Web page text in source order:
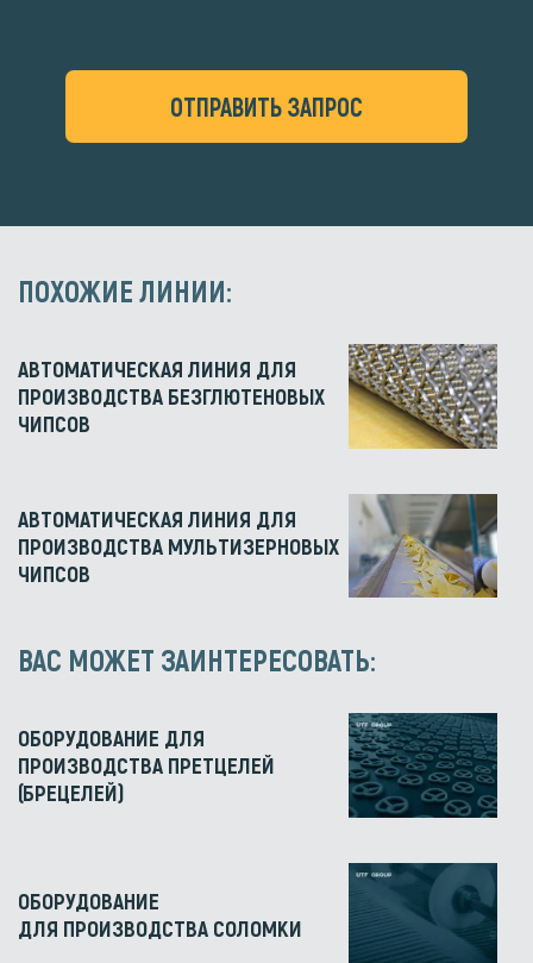
ОТПРАВИТЬ ЗАПРОС
ПОХОЖИЕ ЛИНИИ:
АВТОМАТИЧЕСКАЯ ЛИНИЯ ДЛЯ
ПРОИЗВОДСТВА БЕЗГЛЮТЕНОВЫХ
ЧИПСОВ
АВТОМАТИЧЕСКАЯ ЛИНИЯ ДЛЯ
ПРОИЗВОДСТВА МУЛЬТИЗЕРНОВЫХ
ЧИПСОВ
ВАС МОЖЕТ ЗАИНТЕРЕСОВАТЬ:
ОБОРУДОВАНИЕ ДЛЯ
ПРОИЗВОДСТВА ПРЕТЦЕЛЕЙ
(БРЕЦЕЛЕЙ)
ОБОРУДОВАНИЕ
ДЛЯ ПРОИЗВОДСТВА СОЛОМКИ